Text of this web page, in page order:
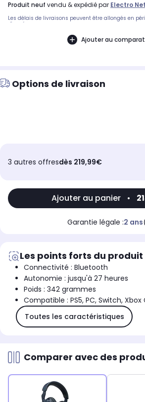
produit neuf vendu & expédié par Electro
Les délais de livraisons peuvent être allongés en
d'année.
Ajouter au
Options de livraison
3 autres offresdès 219,99€
Ajouter au panier •
Garantie légale :2 ans
Les points forts du produit
Connectivité : Bluetooth
Autonomie : jusqu'à 27 heures
Poids : 342 grammes
Compatible : PS5, PC, Switch, Xbox
Toutes les caractéristiques
Comparer avec des